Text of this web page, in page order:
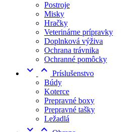
Postroje
Misky
Hračky
Veterinárne prípravky
Doplnková výživa
Ochrana trávnika
Ochranné pomôcky
  Príslušenstvo
Búdy
Koterce
Prepravné boxy
Prepravné tašky
Ležadlá
 